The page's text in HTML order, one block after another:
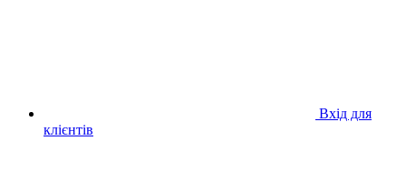
Вхід для
клієнтів